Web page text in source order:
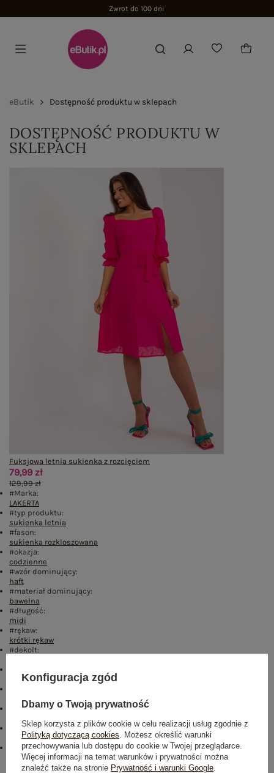
Zwrot do 100 dni
eButik Dostępność produktu w sklepach
DOSTĘPNOŚĆ PRODUKTU W
SKLEPACH
Fuksjowa letnia sukienka z rozcięciem
79,99 zł
129,99 zł
#Marka:
LAKERTA
#typ produktu:
sukienka letnia
#fason:
sukienka rozkloszowana
#okazja:
codzienne
#wzór dominujący:
haft
#materiał dominujący:
bawełna
#długość:
midi
#rękaw:
krótki rękaw
#dekolt:
suwak
haft, z podszewką z paskiem
bufiasty rękaw
#skład materiału :
100% bawełna
#sposób prania :
pranie w pralce w 30°C
#modelka:
Modelka ma na sobie rozmiar 36. Wymiary modelki: wzrost 173 cm,
biust 90 cm, talia 64 cm, biodra 91 cm
Konfiguracja zgód
Dbamy o Twoją prywatność
Sklep korzysta z plików cookie w celu realizacji usług zgodnie z
Polityką dotyczącą cookies . Możesz określić warunki
przechowywania lub dostępu do cookie w Twojej przeglądarce.
Więcej informacji na temat warunków i prywatności można
znaleźć także na stronie Prywatność i warunki Google